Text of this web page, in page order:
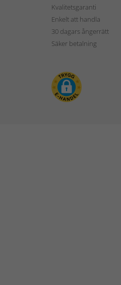
Kvalitetsgaranti
Enkelt att handla
30 dagars ångerrätt
Säker betalning